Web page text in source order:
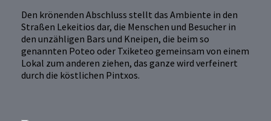
Den krönenden Abschluss stellt das Ambiente in den
Straßen Lekeitios dar, die Menschen und Besucher in
den unzähligen Bars und Kneipen, die beim so
genannten Poteo oder Txiketeo gemeinsam von einem
Lokal zum anderen ziehen, das ganze wird verfeinert
durch die köstlichen Pintxos.